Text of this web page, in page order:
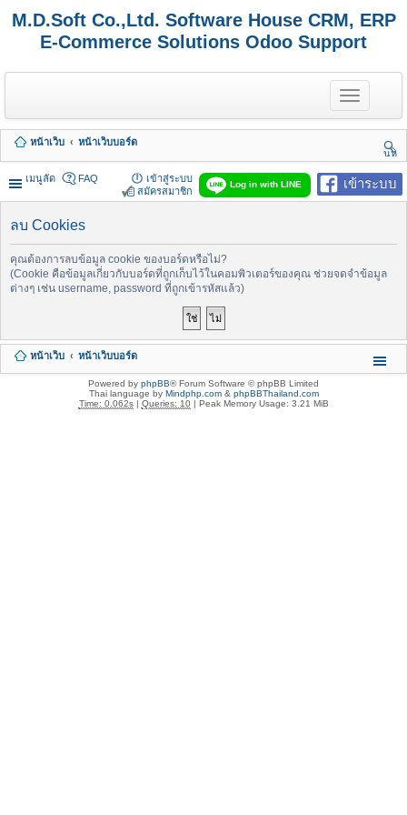
M.D.Soft Co.,Ltd. Software House CRM, ERP
E-Commerce Solutions Odoo Support
T
o
g
e
n
a
v
a
i
หน้าเว็บ
หน้าเว็บบอร์ด
นห
า
เมนูลัด
เข้าระบบ
Log in with LINE
FAQ
เข้าสู่ระบบ
สมัครสมาชิก
ลบ Cookies
คุณต้องการลบข้อมูล cookie ของบอร์ดหรือไม่?
(Cookie คือข้อมูลเกี่ยวกับบอร์ดที่ถูกเก็บไว้ในคอมพิวเตอร์ของคุณ ช่วยจดจำข้อมูล
ต่างๆ เช่น username, password ที่ถูกเข้ารหัสแล้ว)
หน้าเว็บ หน้าเว็บบอร์ด
Powered by phpBB® Forum Software © phpBB Limited
Thai language by Mindphp.com& phpBBThailand.com
Time: 0.062s| Queries: 10| Peak Memory Usage: 3.21 MiB